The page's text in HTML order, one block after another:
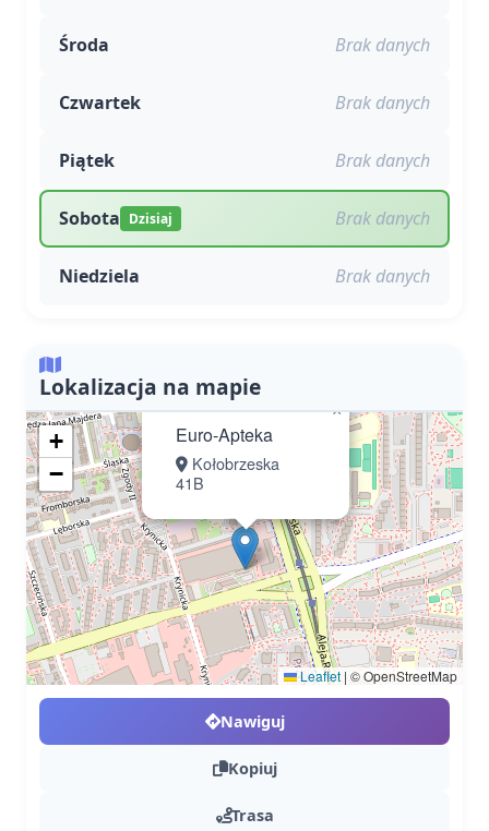
Środa Brak danych
Czwartek Brak danych
Piątek Brak danych
Sobota Dzisiaj Brak danych
Niedziela Brak danych
Lokalizacja na mapie
Euro-Apteka
Kołobrzeska
41B
×
+
−
Leaflet | © OpenStreetMap
Nawiguj
Kopiuj
Trasa